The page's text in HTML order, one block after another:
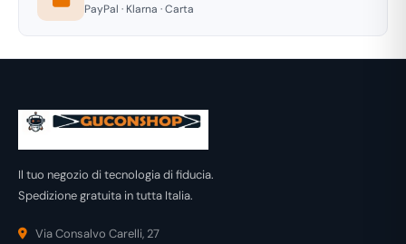
PayPal · Klarna · Carta
Il tuo negozio di tecnologia di fiducia.
Spedizione gratuita in tutta Italia.
Via Consalvo Carelli, 27